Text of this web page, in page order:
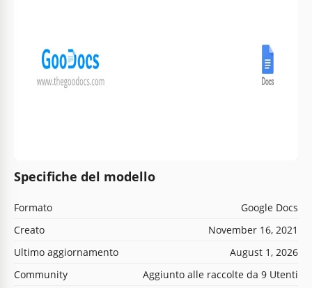
Specifiche del modello
Formato
Google Docs
Creato
November 16, 2021
Ultimo aggiornamento
August 1, 2026
Community
Aggiunto alle raccolte da 9 Utenti